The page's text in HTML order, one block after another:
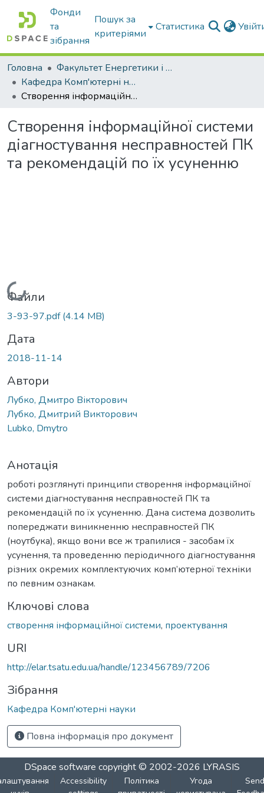
Фонди
та
зібрання
Пошук за
критеріями
Статистика
Головна
Факультет Енергетики і комп'ютерних технологій
Кафедра Комп'ютерні науки
Створення інформаційної системи діагностування несправностей ПК та рекомендацій по їх усуненню
Створення інформаційної системи
діагностування несправностей ПК
та рекомендацій по їх усуненню
Вантажиться...
Файли
3-93-97.pdf(4.14 MB)
Дата
2018-11-14
Автори
Лубко, Дмитро Вікторович
Лубко, Дмитрий Викторович
Lubko, Dmytro
Анотація
роботі розглянуті принципи створення інформаційної
системи діагностування несправностей ПК та
рекомендацій по їх усуненню. Дана система дозволить
попереджати виникненню несправностей ПК
(ноутбука), якщо вони все ж трапилися - засобам їх
усунення, та проведенню періодичного діагностування
різних окремих комплектуючих комп’ютерної техніки
по певним ознакам.
Ключові слова
створення інформаційної системи, проектування
URI
http://elar.tsatu.edu.ua/handle/123456789/7206
Зібрання
Кафедра Комп'ютерні науки
Повна інформація про документ
DSpace software copyright © 2002-2026 LYRASIS
Accessibility
Політика
Угода
Send